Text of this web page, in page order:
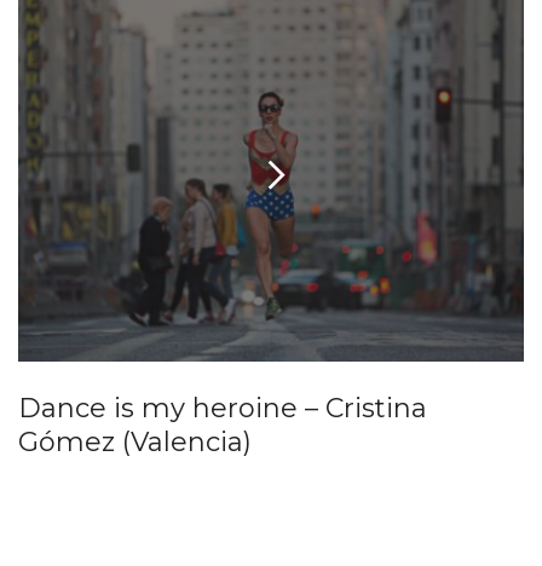
Dance is my heroine – Cristina
Gómez (Valencia)